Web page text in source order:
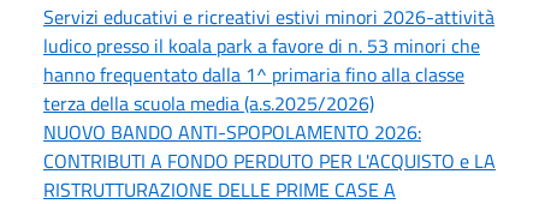
Servizi educativi e ricreativi estivi minori 2026-attività
ludico presso il koala park a favore di n. 53 minori che
hanno frequentato dalla 1^ primaria fino alla classe
terza della scuola media (a.s.2025/2026)
NUOVO BANDO ANTI-SPOPOLAMENTO 2026:
CONTRIBUTI A FONDO PERDUTO PER L'ACQUISTO e LA
RISTRUTTURAZIONE DELLE PRIME CASE A